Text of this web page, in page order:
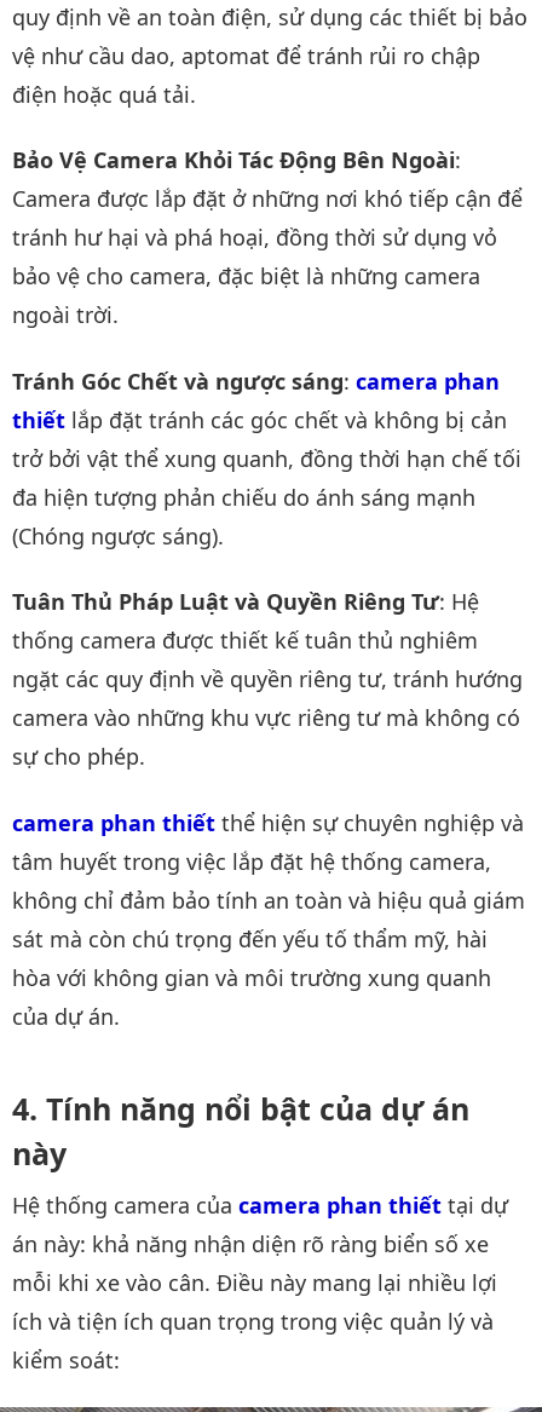
quy định về an toàn điện, sử dụng các thiết bị bảo
vệ như cầu dao, aptomat để tránh rủi ro chập
điện hoặc quá tải.
Bảo Vệ Camera Khỏi Tác Động Bên Ngoài:
Camera được lắp đặt ở những nơi khó tiếp cận để
tránh hư hại và phá hoại, đồng thời sử dụng vỏ
bảo vệ cho camera, đặc biệt là những camera
ngoài trời.
Tránh Góc Chết và ngược sáng: camera phan
thiết lắp đặt tránh các góc chết và không bị cản
trở bởi vật thể xung quanh, đồng thời hạn chế tối
đa hiện tượng phản chiếu do ánh sáng mạnh
(Chóng ngược sáng).
Tuân Thủ Pháp Luật và Quyền Riêng Tư: Hệ
thống camera được thiết kế tuân thủ nghiêm
ngặt các quy định về quyền riêng tư, tránh hướng
camera vào những khu vực riêng tư mà không có
sự cho phép.
camera phan thiết thể hiện sự chuyên nghiệp và
tâm huyết trong việc lắp đặt hệ thống camera,
không chỉ đảm bảo tính an toàn và hiệu quả giám
sát mà còn chú trọng đến yếu tố thẩm mỹ, hài
hòa với không gian và môi trường xung quanh
của dự án.
Tính năng nổi bật của dự án
này
Hệ thống camera của camera phan thiết tại dự
án này: khả năng nhận diện rõ ràng biển số xe
mỗi khi xe vào cân. Điều này mang lại nhiều lợi
ích và tiện ích quan trọng trong việc quản lý và
kiểm soát: